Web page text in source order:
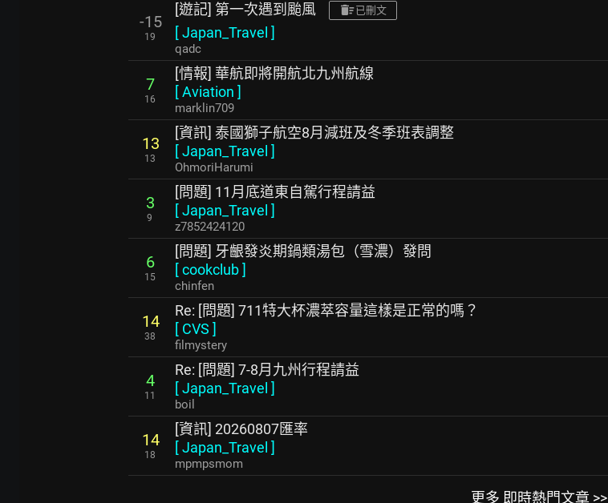
-15
19
[遊記] 第一次遇到颱風 已刪文
[Japan_Travel ]
qadc
7
16
[情報] 華航即將開航北九州航線
[Aviation ]
marklin709
13
13
[資訊] 泰國獅子航空8月減班及冬季班表調整
[Japan_Travel ]
OhmoriHarumi
3
9
[問題] 11月底道東自駕行程請益
[Japan_Travel ]
z7852424120
6
15
[問題] 牙齦發炎期鍋類湯包（雪濃）發問
[cookclub]
chinfen
14
38
Re: [問題] 711特大杯濃萃容量這樣是正常的嗎？
[ CVS ]
filmystery
4
11
Re: [問題] 7-8月九州行程請益
[Japan_Travel ]
boil
14
18
[資訊] 20260807匯率
[Japan_Travel ]
mpmpsmom
更多 即時熱門文章 >>